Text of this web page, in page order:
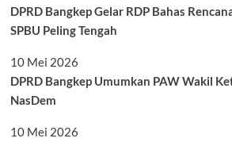
DPRD Bangkep Gelar RDP Bahas
SPBU Peling Tengah
10 Mei 2026
DPRD Bangkep Umumkan PAW Wakil
NasDem
10 Mei 2026